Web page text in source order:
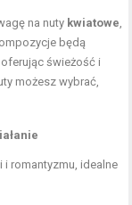
na nuty kwiatowe
będą
świeżość i
możesz wybrać,
romantyzmu, idealne